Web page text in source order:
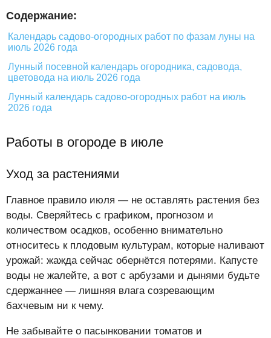
Содержание:
Календарь садово-огородных работ по фазам луны на
июль 2026 года
Лунный посевной календарь огородника, садовода,
цветовода на июль 2026 года
Лунный календарь садово-огородных работ на июль
2026 года
Работы в огороде в июле
Уход за растениями
Главное правило июля — не оставлять растения без
воды. Сверяйтесь с графиком, прогнозом и
количеством осадков, особенно внимательно
относитесь к плодовым культурам, которые наливают
урожай: жажда сейчас обернётся потерями. Капусте
воды не жалейте, а вот с арбузами и дынями будьте
сдержаннее — лишняя влага созревающим
бахчевым ни к чему.
Не забывайте о пасынковании томатов и